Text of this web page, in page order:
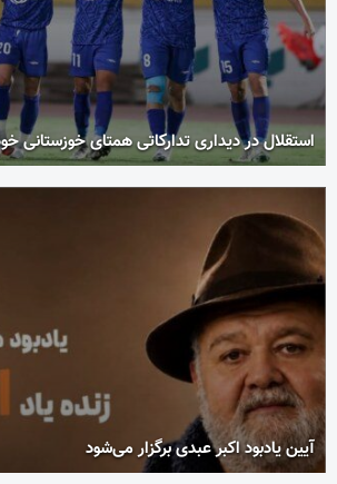
استقلال در دیداری تدارکاتی همتای خوزستانی
آیین یادبود اکبر عبدی برگزار می‌شود